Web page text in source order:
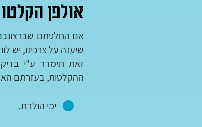
אולפן
אם החלטתם שברצונכם
שיענה על צרכינו, יש
זאת תימדד ע"י
ההקלטות, בעזרתם
ימי הולדת.